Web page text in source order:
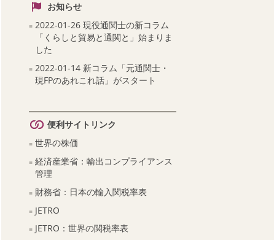
お知らせ
2022-01-26 現役通関士の新コラム
「くらしと貿易と通関と」始まりま
した
2022-01-14 新コラム「元通関士・
現FPのあれこれ話」がスタート
便利サイトリンク
世界の株価
経済産業省：輸出コンプライアンス
管理
財務省：日本の輸入関税率表
JETRO
JETRO：世界の関税率表